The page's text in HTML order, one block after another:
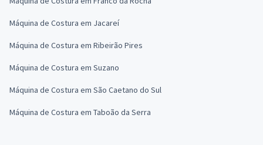
Máquina de Costura em Jacareí
Máquina de Costura em Ribeirão Pires
Máquina de Costura em Suzano
Máquina de Costura em São Caetano do Sul
Máquina de Costura em Taboão da Serra